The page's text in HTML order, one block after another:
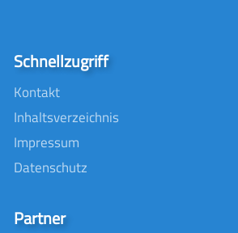
Schnellzugriff
Kontakt
Inhaltsverzeichnis
Impressum
Datenschutz
Partner